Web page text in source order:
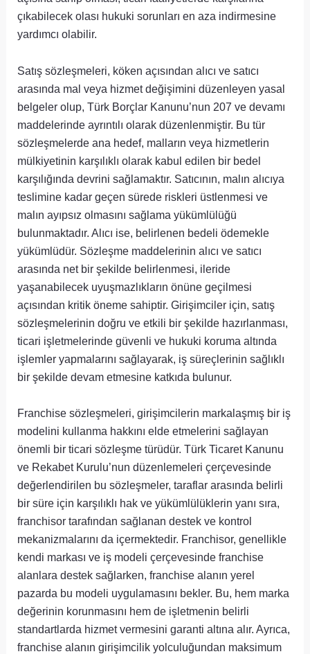
çıkabilecek olası hukuki sorunları en aza indirmesine
yardımcı olabilir.
Satış sözleşmeleri, köken açısından alıcı ve satıcı
arasında mal veya hizmet değişimini düzenleyen yasal
belgeler olup, Türk Borçlar Kanunu’nun 207 ve devamı
maddelerinde ayrıntılı olarak düzenlenmiştir. Bu tür
sözleşmelerde ana hedef, malların veya hizmetlerin
mülkiyetinin karşılıklı olarak kabul edilen bir bedel
karşılığında devrini sağlamaktır. Satıcının, malın alıcıya
teslimine kadar geçen sürede riskleri üstlenmesi ve
malın ayıpsız olmasını sağlama yükümlülüğü
bulunmaktadır. Alıcı ise, belirlenen bedeli ödemekle
yükümlüdür. Sözleşme maddelerinin alıcı ve satıcı
arasında net bir şekilde belirlenmesi, ileride
yaşanabilecek uyuşmazlıkların önüne geçilmesi
açısından kritik öneme sahiptir. Girişimciler için, satış
sözleşmelerinin doğru ve etkili bir şekilde hazırlanması,
ticari işletmelerinde güvenli ve hukuki koruma altında
işlemler yapmalarını sağlayarak, iş süreçlerinin sağlıklı
bir şekilde devam etmesine katkıda bulunur.
Franchise sözleşmeleri, girişimcilerin markalaşmış bir iş
modelini kullanma hakkını elde etmelerini sağlayan
önemli bir ticari sözleşme türüdür. Türk Ticaret Kanunu
ve Rekabet Kurulu’nun düzenlemeleri çerçevesinde
değerlendirilen bu sözleşmeler, taraflar arasında belirli
bir süre için karşılıklı hak ve yükümlülüklerin yanı sıra,
franchisor tarafından sağlanan destek ve kontrol
mekanizmalarını da içermektedir. Franchisor, genellikle
kendi markası ve iş modeli çerçevesinde franchise
alanlara destek sağlarken, franchise alanın yerel
pazarda bu modeli uygulamasını bekler. Bu, hem marka
değerinin korunmasını hem de işletmenin belirli
standartlarda hizmet vermesini garanti altına alır. Ayrıca,
franchise alanın girişimcilik yolculuğundan maksimum